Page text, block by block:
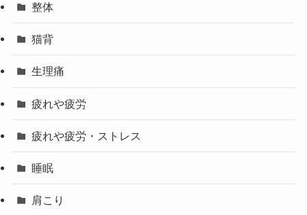
整体
猫背
生理痛
疲れや疲労
疲れや疲労・ストレス
睡眠
肩こり